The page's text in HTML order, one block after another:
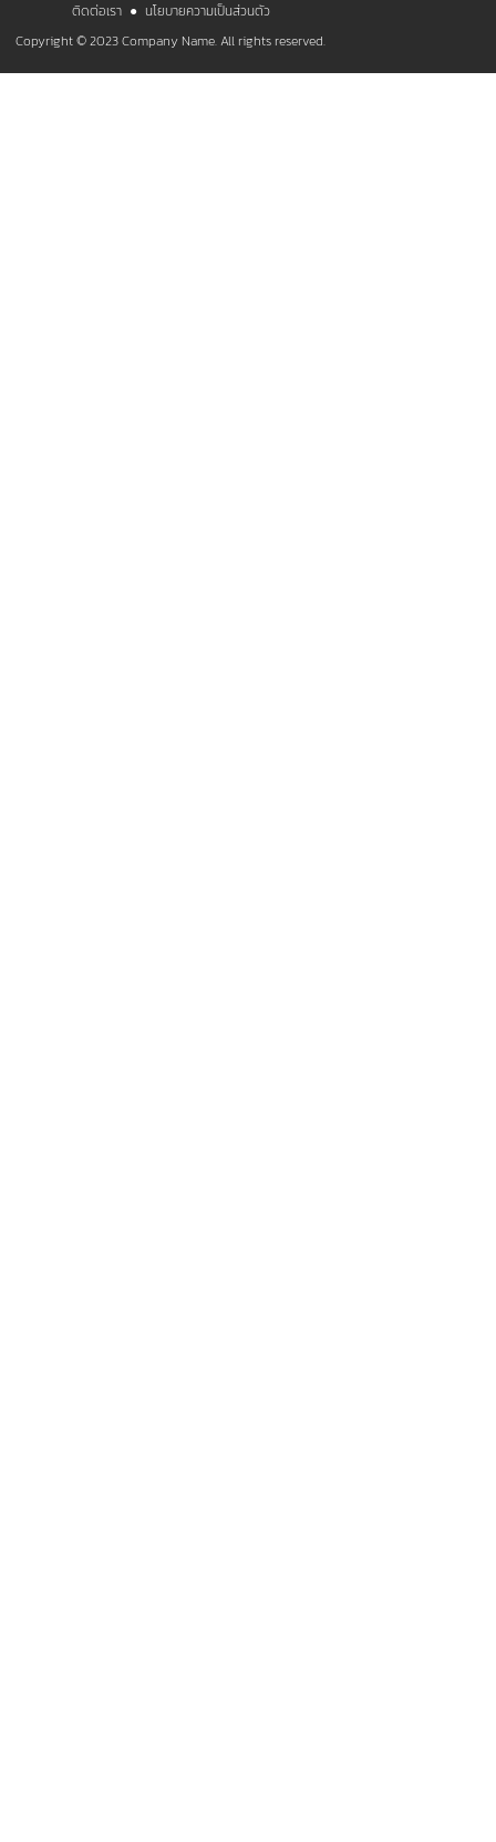
ติดต่อเรา ● นโยบายความเป็นส่วนตัว
Copyright © 2023 Company Name. All rights reserved.